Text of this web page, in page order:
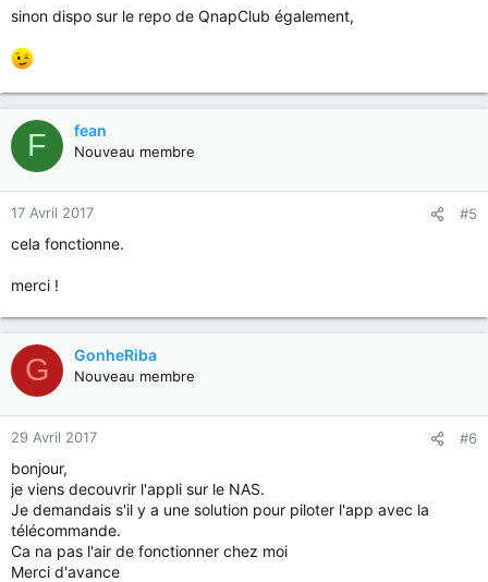
sinon dispo sur le repo de QnapClub également,
F fean
Nouveau membre
17 Avril 2017 #5
cela fonctionne.
merci !
G GonheRiba
Nouveau membre
29 Avril 2017 #6
bonjour,
je viens decouvrir l'appli sur le NAS.
Je demandais s'il y a une solution pour piloter l'app avec la
télécommande.
Ca na pas l'air de fonctionner chez moi
Merci d'avance